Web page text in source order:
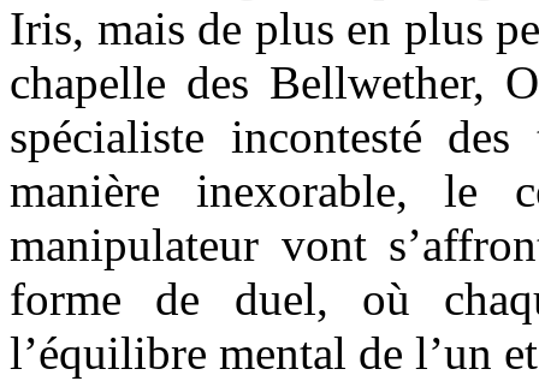
Iris, mais de plus en plus
chapelle des Bellwether,
spécialiste incontesté
manière inexorable, le
manipulateur vont
forme de duel, où
l’équilibre mental de l’un